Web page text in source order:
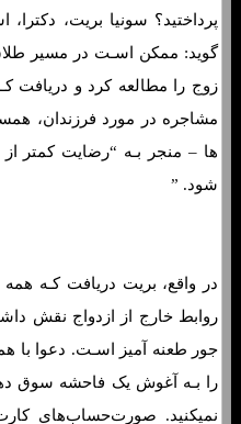
پرداختید؟ سونیا بریت،
زوج را مطالعه کرد و دریافت
مشاجره در مورد فرزندان،
ها – منجر بـه “رضایت کمتر از
شود. ”
در واقع، بریت دریافت کـه
روابط خارج از ازدواج نقش
جور طعنه آمیز اسـت. دعوا با
را بـه آغوش یک فاحشه سوق
نمیکنید. صورت‌حساب‌هاي‌